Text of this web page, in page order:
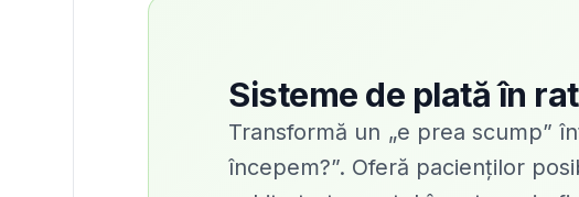
Sisteme de plată în
Transformă un „e prea scump”
începem?”. Oferă pacienților